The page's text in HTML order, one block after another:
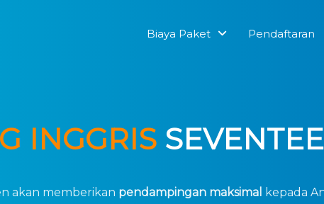
Biaya Paket Pendaftaran
INGGRIS
akan memberikan pendampingan maksimal
kepada